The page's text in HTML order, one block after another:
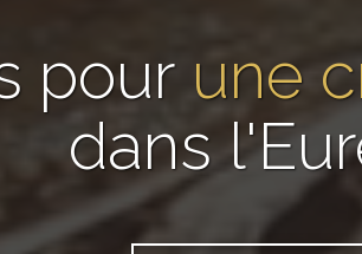
pour une
dans